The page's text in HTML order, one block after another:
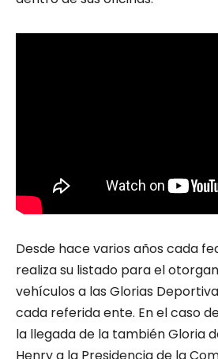
Desde hace varios años cada
realiza su listado para el
vehículos a las Glorias
cada referida ente. En el caso
la llegada de la también Gloria